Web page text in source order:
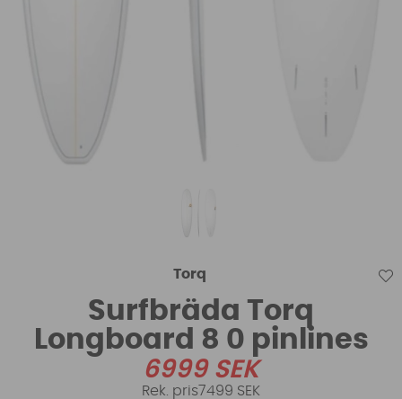
Torq
Surfbräda Torq
Longboard 8 0 pinlines
6999SEK
7499 SEK